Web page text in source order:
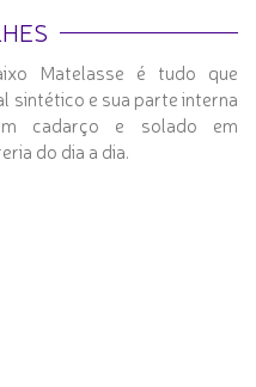
Matelasse é tudo que
sintético e sua parte interna
cadarço e solado em
do dia a dia.